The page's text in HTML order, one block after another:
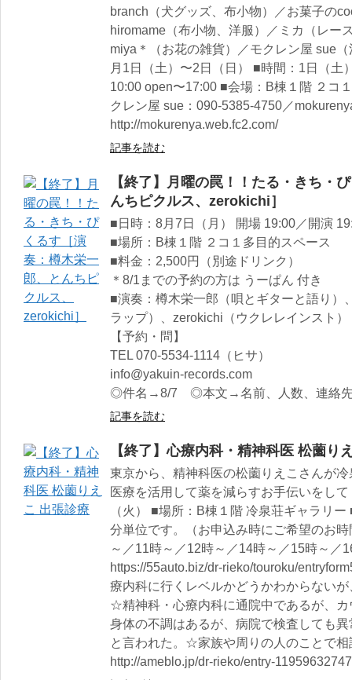
branch（犬グッズ、布小物）／お菓子の
hiromame（布小物、洋服）／ミカ（レー
miya＊（お花の雑貨）／モクレン屋 sue
月1日（土）〜2日（日） ■時間：1日（土
10:00 open〜17:00 ■会場：B棟１階 ２コ
クレン屋 sue：090-5385-4750／
http://mokurenya.web.fc2.com/
記事を読む
【終了】月曜の罠！！たる・きち・
んちピクルス、zerokichi］
■日時：8月7日（月） 開場 19:00／開演
■場所：B棟１階 ２コ１多目的スペース
■料金：2,500円（別途ドリンク）
＊8/1までの予約の方は うーぱん 付き
■演奏：樽木栄一郎（唄とギターと語り）
ラップ）、zerokichi（ウクレレインスト）
【予約・問】
TEL 070-5534-1114（ヒサ）
info@yakuin-records.com
◎件名→8/7 ◎本文→名前、人数、連絡
記事を読む
【終了】心療内科・精神科医 松薗り
東京から、精神科医の松薗りえこさんが
医療を活用して薬を減らすお手伝いをし
（火） ■場所：B棟１階 冷泉荘ギャラリ
分単位です。（お申込み時にご希望のお
～／11時～／12時～／14時～／15時～／
https://55auto.biz/dr-rieko/touroku/
療内科に行くレベルかどうかわからない
☆精神科・心療内科に通院中であるが、
身体の不調はあるが、病院で検査しても
と言われた。☆家族や周りの人のことで
http://ameblo.jp/dr-rieko/entry-